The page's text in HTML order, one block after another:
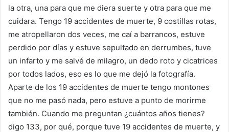
la otra, una para que me diera suerte y otra para que me
cuidara. Tengo 19 accidentes de muerte, 9 costillas rotas,
me atropellaron dos veces, me caí a barrancos, estuve
perdido por días y estuve sepultado en derrumbes, tuve
un infarto y me salvé de milagro, un dedo roto y cicatrices
por todos lados, eso es lo que me dejó la fotografía.
Aparte de los 19 accidentes de muerte tengo montones
que no me pasó nada, pero estuve a punto de morirme
también. Cuando me preguntan ¿cuántos años tienes?
digo 133, por qué, porque tuve 19 accidentes de muerte, y